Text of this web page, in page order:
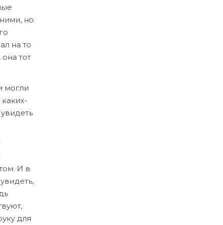
но
на то
тот
могли
И в
для